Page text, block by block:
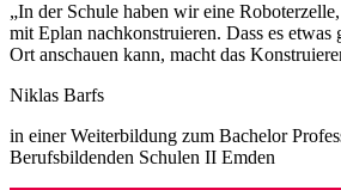
„In der Schule haben wir eine
mit Eplan nachkonstruieren. Dass es etwas
Ort anschauen kann, macht das
Niklas Barfs
in einer Weiterbildung zum Bachelor
Berufsbildenden Schulen II Emden